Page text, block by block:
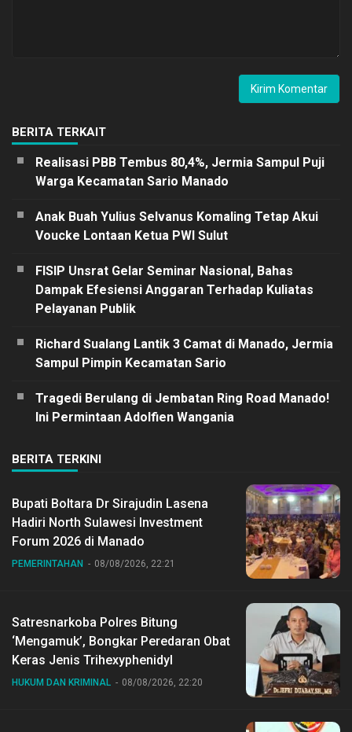
BERITA TERKAIT
Realisasi PBB Tembus 80,4%, Jermia Sampul Puji
Warga Kecamatan Sario Manado
Anak Buah Yulius Selvanus Komaling Tetap Akui
Voucke Lontaan Ketua PWI Sulut
FISIP Unsrat Gelar Seminar Nasional, Bahas
Dampak Efesiensi Anggaran Terhadap Kuliatas
Pelayanan Publik
Richard Sualang Lantik 3 Camat di Manado, Jermia
Sampul Pimpin Kecamatan Sario
Tragedi Berulang di Jembatan Ring Road Manado!
Ini Permintaan Adolfien Wangania
BERITA TERKINI
Bupati Boltara Dr Sirajudin Lasena
Hadiri North Sulawesi Investment
Forum 2026 di Manado
PEMERINTAHAN 08/08/2026, 22:21
Satresnarkoba Polres Bitung
‘Mengamuk’, Bongkar Peredaran Obat
Keras Jenis Trihexyphenidyl
HUKUM DAN KRIMINAL 08/08/2026, 22:20